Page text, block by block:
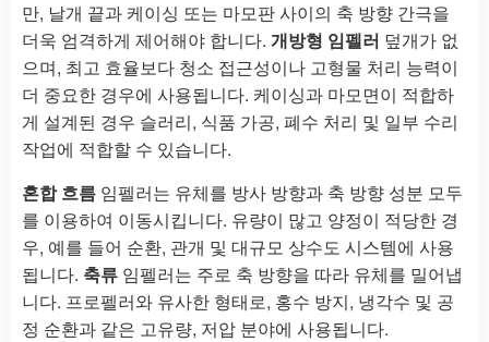
만, 날개 끝과 케이싱 또는 마모판 사이의 축 방향 간극을
더욱 엄격하게 제어해야 합니다. 개방형 임펠러 덮개가 없
으며, 최고 효율보다 청소 접근성이나 고형물 처리 능력이
더 중요한 경우에 사용됩니다. 케이싱과 마모면이 적합하
게 설계된 경우 슬러리, 식품 가공, 폐수 처리 및 일부 수리
작업에 적합할 수 있습니다.
혼합 흐름 임펠러는 유체를 방사 방향과 축 방향 성분 모두
를 이용하여 이동시킵니다. 유량이 많고 양정이 적당한 경
우, 예를 들어 순환, 관개 및 대규모 상수도 시스템에 사용
됩니다. 축류 임펠러는 주로 축 방향을 따라 유체를 밀어냅
니다. 프로펠러와 유사한 형태로, 홍수 방지, 냉각수 및 공
정 순환과 같은 고유량, 저압 분야에 사용됩니다.